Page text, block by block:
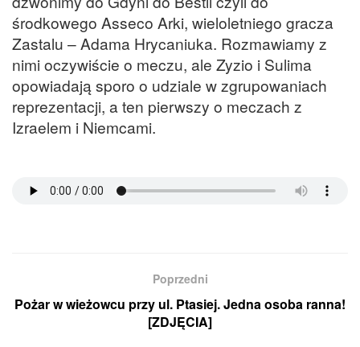
środkowego Asseco Arki, wieloletniego gracza
Zastalu – Adama Hrycaniuka. Rozmawiamy z
nimi oczywiście o meczu, ale Zyzio i Sulima
opowiadają sporo o udziale w zgrupowaniach
reprezentacji, a ten pierwszy o meczach z
Izraelem i Niemcami.
Poprzedni
Pożar w wieżowcu przy ul. Ptasiej. Jedna osoba ranna!
[ZDJĘCIA]